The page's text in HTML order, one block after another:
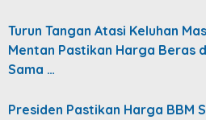
Turun Tangan Atasi Keluhan
Mentan Pastikan Harga Beras
Sama …
Presiden Pastikan Harga BBM